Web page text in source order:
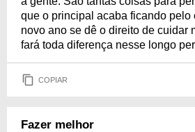
que o principal acaba ficando pelo
novo ano se dê o direito de cuidar
fará toda diferença nesse longo
COPIAR
Fazer melhor